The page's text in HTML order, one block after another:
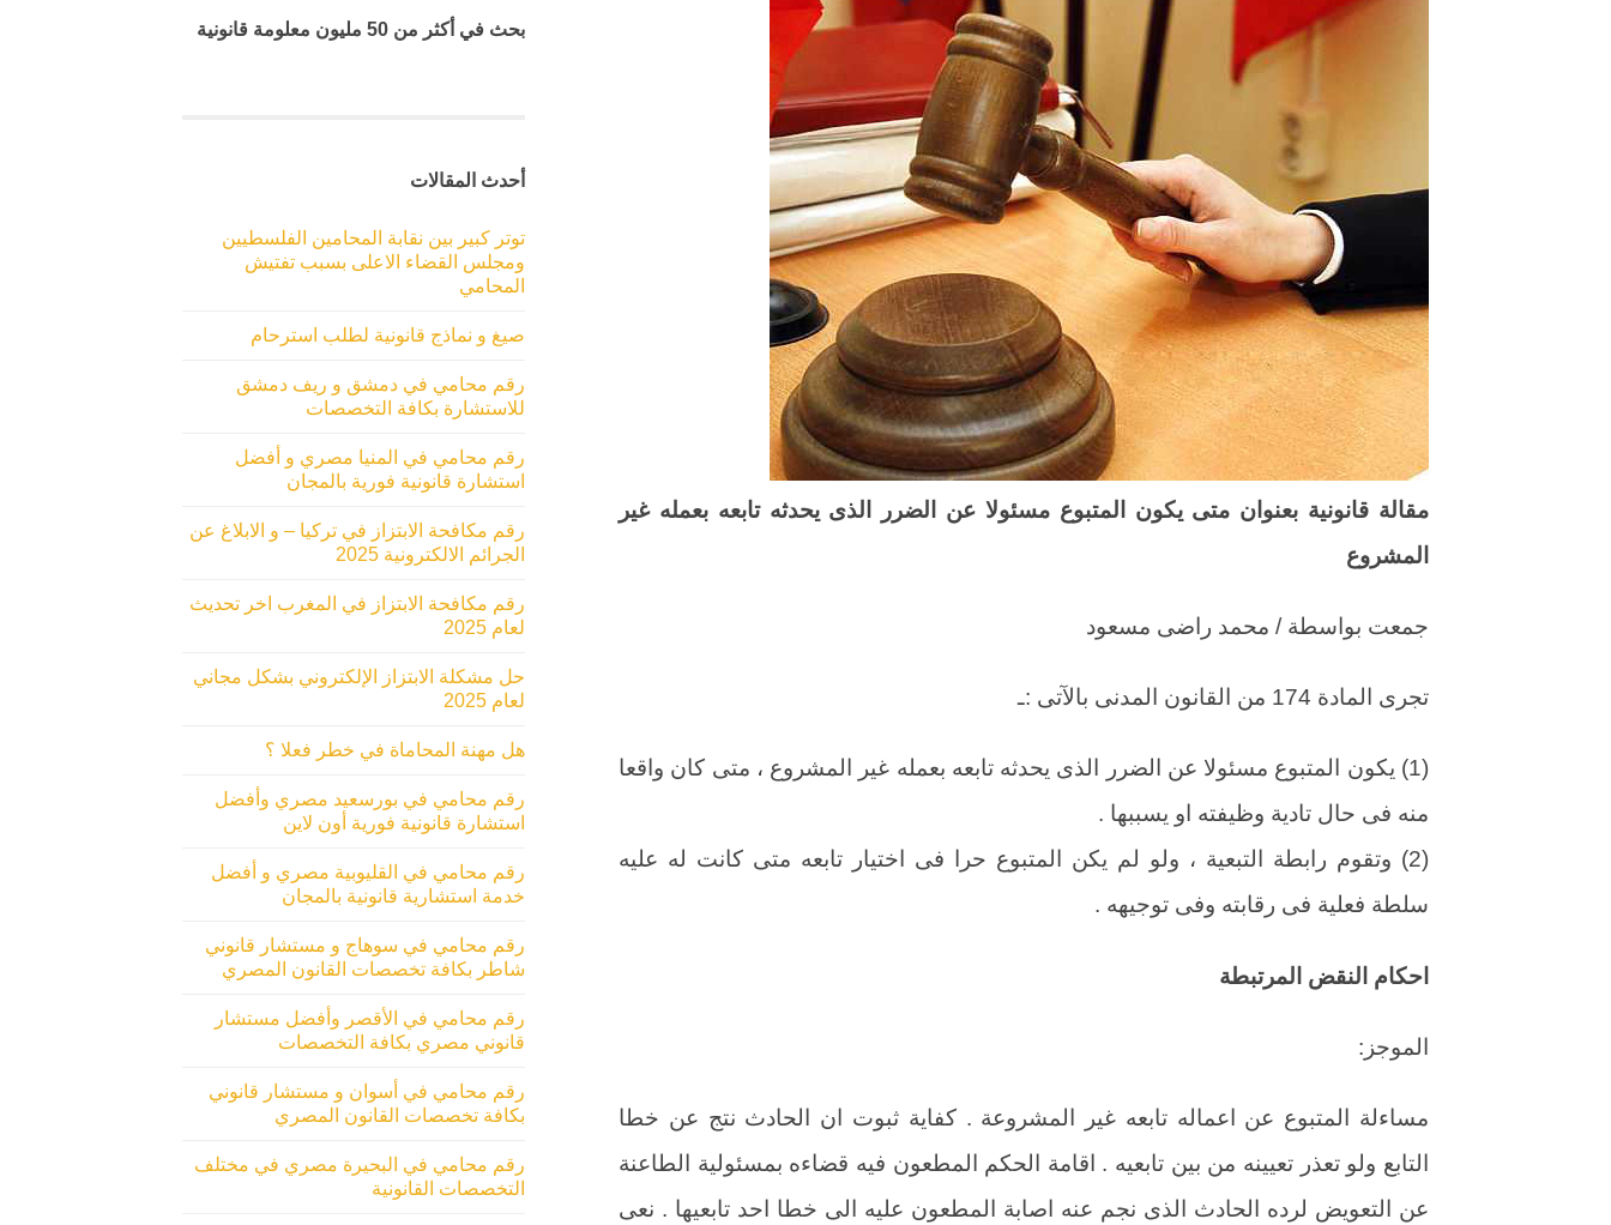
مقالة قانونية بعنوان متى يكون المتبوع مسئولا عن الضرر الذى يحدثه تابعه بعمله غير
المشروع
جمعت بواسطة / محمد راضى مسعود
تجرى المادة 174 من القانون المدنى بالآتى :ـ
(1) يكون المتبوع مسئولا عن الضرر الذى يحدثه تابعه بعمله غير المشروع ، متى كان واقعا
منه فى حال تادية وظيفته او يسببها .
(2) وتقوم رابطة التبعية ، ولو لم يكن المتبوع حرا فى اختيار تابعه متى كانت له عليه
سلطة فعلية فى رقابته وفى توجيهه .
احكام النقض المرتبطة
الموجز:
مساءلة المتبوع عن اعماله تابعه غير المشروعة . كفاية ثبوت ان الحادث نتج عن خطا
التابع ولو تعذر تعيينه من بين تابعيه . اقامة الحكم المطعون فيه قضاءه بمسئولية الطاعنة
عن التعويض لرده الحادث الذى نجم عنه اصابة المطعون عليه الى خطا احد تابعيها . نعى
بحث في أكثر من 50 مليون معلومة قانونية
أحدث المقالات
توتر كبير بين نقابة المحامين الفلسطيين
ومجلس القضاء الاعلى بسبب تفتيش
المحامي
صيغ و نماذج قانونية لطلب استرحام
رقم محامي في دمشق و ريف دمشق
للاستشارة بكافة التخصصات
رقم محامي في المنيا مصري و أفضل
استشارة قانونية فورية بالمجان
رقم مكافحة الابتزاز في تركيا – و الابلاغ عن
الجرائم الالكترونية 2025
رقم مكافحة الابتزاز في المغرب اخر تحديث
لعام 2025
حل مشكلة الابتزاز الإلكتروني بشكل مجاني
لعام 2025
هل مهنة المحاماة في خطر فعلا ؟
رقم محامي في بورسعيد مصري وأفضل
استشارة قانونية فورية أون لاين
رقم محامي في القليوبية مصري و أفضل
خدمة استشارية قانونية بالمجان
رقم محامي في سوهاج و مستشار قانوني
شاطر بكافة تخصصات القانون المصري
رقم محامي في الأقصر وأفضل مستشار
قانوني مصري بكافة التخصصات
رقم محامي في أسوان و مستشار قانوني
بكافة تخصصات القانون المصري
رقم محامي في البحيرة مصري في مختلف
التخصصات القانونية